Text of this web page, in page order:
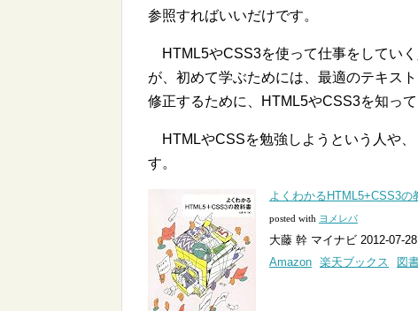
参照すればいいだけです。
HTML5やCSS3を使って仕事をしてい
が、初めて学ぶためには、最適のテキス
修正するために、HTML5やCSS3を知っ
HTMLやCSSを勉強しようという人や
す。
よくわかるHTML5+CSS3の
posted with ヨメレバ
大藤 幹 マイナビ 2012-07-28
Amazon 楽天ブックス 図